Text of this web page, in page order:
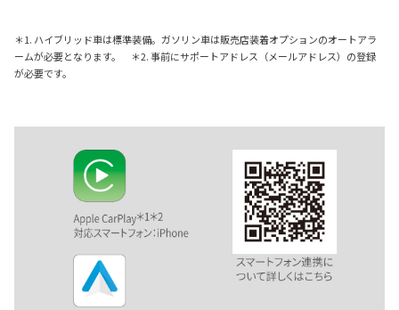
＊1. ハイブリッド車は標準装備。ガソリン車は販売店装着オプションのオートアラ
ームが必要となります。 ＊2. 事前にサポートアドレス（メールアドレス）の登録
が必要です。